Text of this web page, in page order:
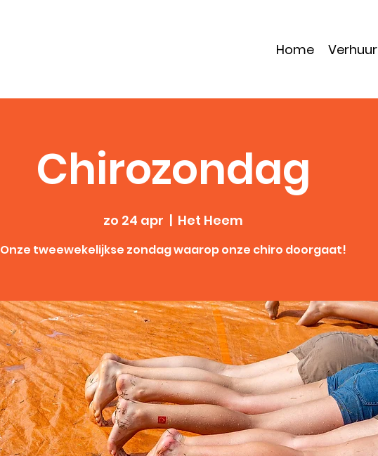
Home Verhuur
Chirozondag
zo 24 apr
  |
Het Heem
Onze tweewekelijkse zondag waarop onze chiro doorgaat!